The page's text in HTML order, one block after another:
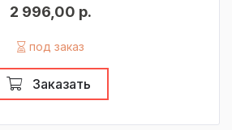
2 996,00 р.
под заказ
Заказать